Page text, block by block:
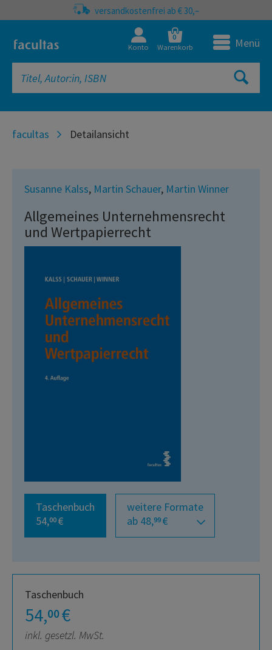
versandkostenfrei ab € 30,–
Konto
0
Warenkorb Menü
facultas Detailansicht
Susanne Kalss, Martin Schauer, Martin Winner
Allgemeines Unternehmensrecht
und Wertpapierrecht
Taschenbuch
54,00 €
weitere Formate
ab 48,99 €
Taschenbuch
54,00€
inkl. gesetzl. MwSt.